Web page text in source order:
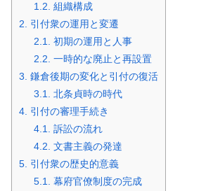
1.2. 組織構成
2. 引付衆の運用と変遷
2.1. 初期の運用と人事
2.2. 一時的な廃止と再設置
3. 鎌倉後期の変化と引付の復活
3.1. 北条貞時の時代
4. 引付の審理手続き
4.1. 訴訟の流れ
4.2. 文書主義の発達
5. 引付衆の歴史的意義
5.1. 幕府官僚制度の完成